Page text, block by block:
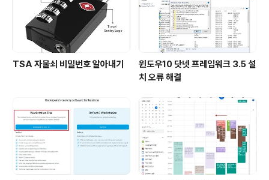
TSA 자물쇠 비밀번호 알아내기
윈도우10 닷넷 프레임워크 3.5 설
치 오류 해결